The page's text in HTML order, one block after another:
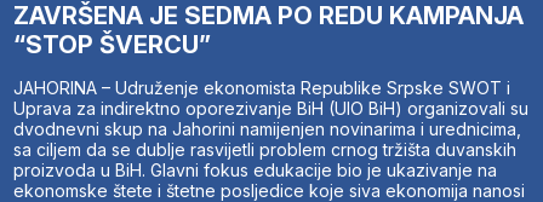
ZAVRŠENA JE SEDMA PO REDU KAMPANJA
“STOP ŠVERCU”
JAHORINA – Udruženje ekonomista Republike Srpske SWOT i
Uprava za indirektno oporezivanje BiH (UIO BiH) organizovali su
dvodnevni skup na Jahorini namijenjen novinarima i urednicima,
sa ciljem da se dublje rasvijetli problem crnog tržišta duvanskih
proizvoda u BiH. Glavni fokus edukacije bio je ukazivanje na
ekonomske štete i štetne posljedice koje siva ekonomija nanosi